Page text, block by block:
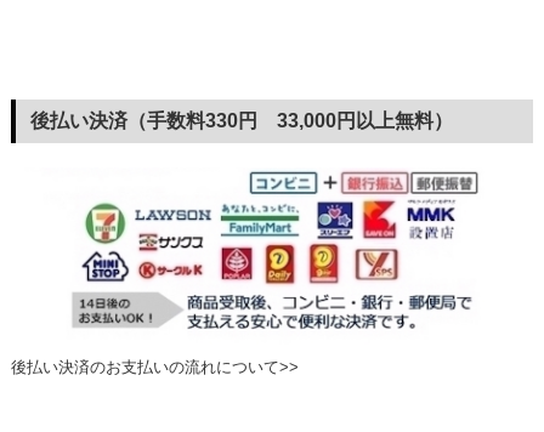
後払い決済（手数料330円 33,000円以上無料）
後払い決済のお支払いの流れについて>>